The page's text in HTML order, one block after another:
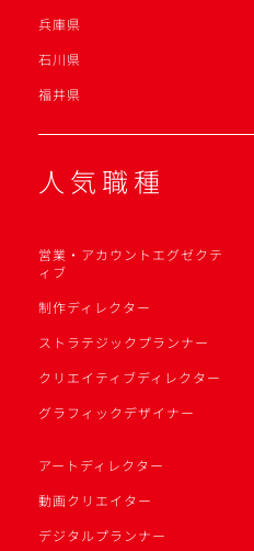
兵庫県
石川県
福井県
人気職種
営業・アカウントエグゼクテ
ィブ
制作ディレクター
ストラテジックプランナー
クリエイティブディレクター
グラフィックデザイナー
アートディレクター
動画クリエイター
デジタルプランナー